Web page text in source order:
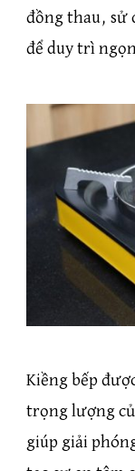
đồng thau, sử
để duy trì
Kiềng bếp
trọng lượng
giúp giải